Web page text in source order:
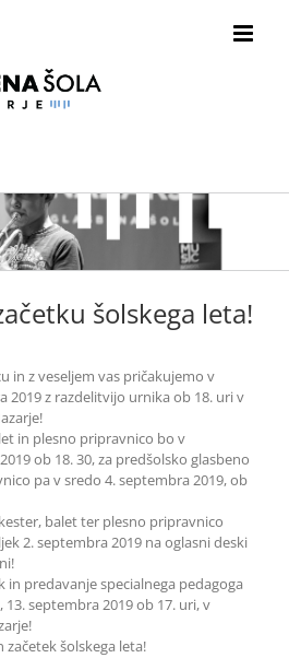
šolskega leta!
in z veseljem vas pričakujemo v
2019 z razdelitvijo urnika ob 18. uri v
in plesno pripravnico bo v
ob 18. 30, za predšolsko glasbeno
pa v sredo 4. septembra 2019, ob
balet ter plesno pripravnico
2. septembra 2019 na oglasni deski
predavanje specialnega pedagoga
septembra 2019 ob 17. uri, v
šolskega leta!